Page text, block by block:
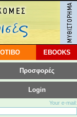
EBOOKS
Προσφορές
Login
Your e-mail: